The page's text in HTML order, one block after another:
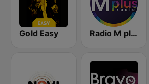
Gold Easy Radio M plus